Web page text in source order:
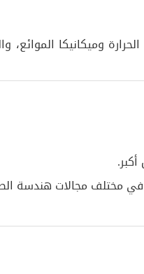
وميكانيكا الموائع،